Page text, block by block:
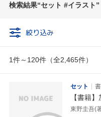
検索結果 セット #イラスト
絞り込み
1件～120件（全2,465件）
セット
【書籍
東野圭吾(